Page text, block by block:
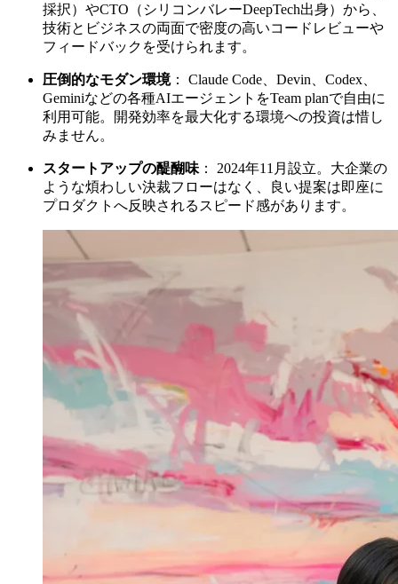
採択）やCTO（シリコンバレーDeepTech出身）から、
技術とビジネスの両面で密度の高いコードレビューや
フィードバックを受けられます。
圧倒的なモダン環境： Claude Code、Devin、Codex、
Geminiなどの各種AIエージェントをTeam planで自由に
利用可能。開発効率を最大化する環境への投資は惜し
みません。
スタートアップの醍醐味 ： 2024年11月設立。大企業の
ような煩わしい決裁フローはなく、良い提案は即座に
プロダクトへ反映されるスピード感があります。